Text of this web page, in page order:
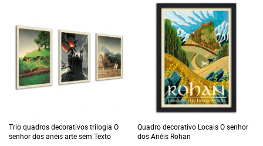
Trio quadros decorativos trilogia O
senhor dos anéis arte sem Texto
Quadro decorativo Locais O senhor
dos Anéis Rohan